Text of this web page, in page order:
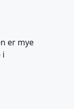
er mye
i